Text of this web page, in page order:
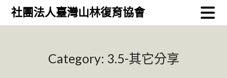
Skip社團法人臺灣山林復育協會
Category: 3.5-其它分享